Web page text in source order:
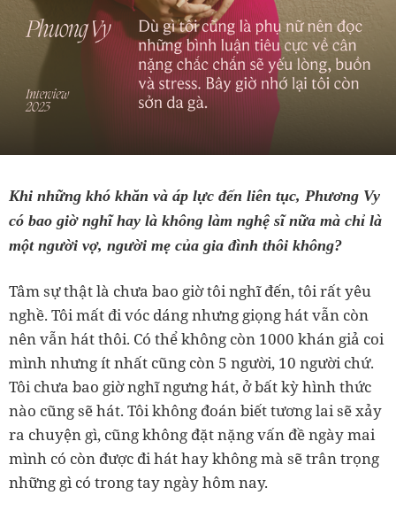
Khi những khó khăn và áp lực đến liên tục, Phương Vy
có bao giờ nghĩ hay là không làm nghệ sĩ nữa mà chỉ là
một người vợ, người mẹ của gia đình thôi không?
Tâm sự thật là chưa bao giờ tôi nghĩ đến, tôi rất yêu
nghề. Tôi mất đi vóc dáng nhưng giọng hát vẫn còn
nên vẫn hát thôi. Có thể không còn 1000 khán giả coi
mình nhưng ít nhất cũng còn 5 người, 10 người chứ.
Tôi chưa bao giờ nghĩ ngưng hát, ở bất kỳ hình thức
nào cũng sẽ hát. Tôi không đoán biết tương lai sẽ xảy
ra chuyện gì, cũng không đặt nặng vấn đề ngày mai
mình có còn được đi hát hay không mà sẽ trân trọng
những gì có trong tay ngày hôm nay.